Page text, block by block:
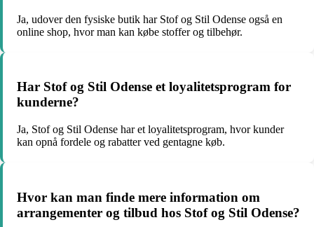
Ja, udover den fysiske butik har Stof og Stil Odense også en
online shop, hvor man kan købe stoffer og tilbehør.
Har Stof og Stil Odense et loyalitetsprogram for
kunderne?
Ja, Stof og Stil Odense har et loyalitetsprogram, hvor kunder
kan opnå fordele og rabatter ved gentagne køb.
Hvor kan man finde mere information om
arrangementer og tilbud hos Stof og Stil Odense?